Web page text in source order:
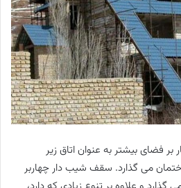
فضای بیشتر به عنوان اتاق زیر
می گذارد. سقف شیب دار چهاربر